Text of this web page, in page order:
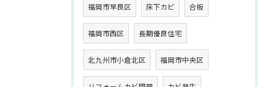
福岡市早良区 床下カビ 合板
福岡市西区 長期優良住宅
北九州市小倉北区 福岡市中央区